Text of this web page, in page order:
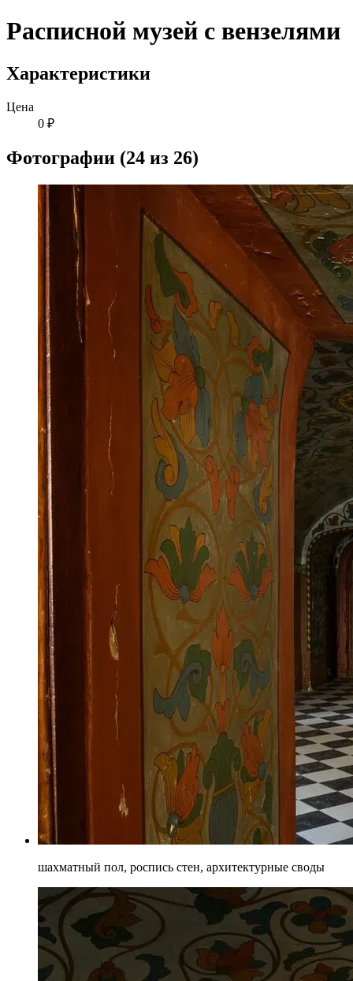
Расписной музей с вензелями
Характеристики
Цена
0 ₽
Фотографии (24 из 26)
шахматный пол, роспись стен, архитектурные своды